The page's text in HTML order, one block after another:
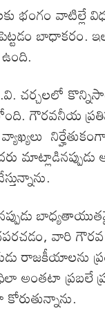
భంగం వాటిల్లే
బాధాకరం.
గౌరవనీయ
వారి గౌరవ
రాజకీయాలను
అంతటా ప్రబలే